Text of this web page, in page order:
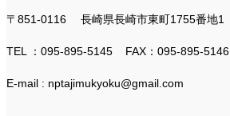
〒851-0116 長崎県長崎市東町1755番地1
TEL ：095-895-5145 FAX：095-895-5146
E-mail : nptajimukyoku@gmail.com